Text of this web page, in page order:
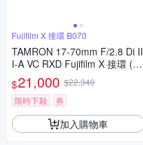
Fujifilm X 接環 B070
TAMRON 17-70mm F/2.8 Di II
I-A VC RXD Fujifilm X 接環 (B0
70) (平行輸入)
$21,000 $22,340
限時下殺
券
加入購物車